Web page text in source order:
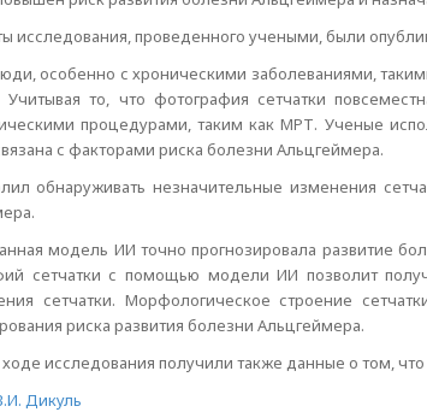
исследования, проведенного учеными, были
особенно с хроническими заболеваниями,
Учитывая то, что фотография сетчатки
процедурами, таким как МРТ. Ученые
с факторами риска болезни Альцгеймера.
обнаруживать незначительные изменения
модель ИИ точно прогнозировала развитие
сетчатки с помощью модели ИИ позволит
сетчатки. Морфологическое строение
риска развития болезни Альцгеймера.
исследования получили также данные о том,
Дикуль